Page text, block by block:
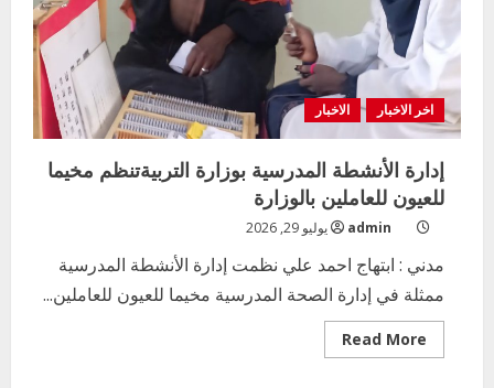
اخر الاخبار الاخبار
إدارة الأنشطة المدرسية بوزارة التربيةتنظم مخيما
للعيون للعاملين بالوزارة
admin يوليو 29, 2026
مدني : ابتهاج احمد علي نظمت إدارة الأنشطة المدرسية
ممثلة في إدارة الصحة المدرسية مخيما للعيون للعاملين...
Read More
more